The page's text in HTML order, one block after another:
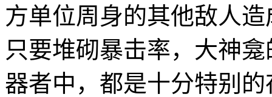
方单位周身的其他敌人造
只要堆砌暴击率，大神
器者中，都是十分特别的